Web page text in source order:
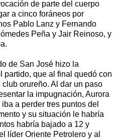
de parte del cuerpo
a cinco foráneos por
Pablo Lanz y Fernando
Peña y Jair Reinoso, y
de San José hizo la
que al final quedó con
orureño. Al dar un paso
la impugnación, Aurora
a perder tres puntos del
y su situación le habría
habría bajado a 12 y
líder Oriente Petrolero y al